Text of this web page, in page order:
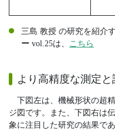
三島 教授 の研究を紹介
ー vol.25は、 こちら
より高精度な測定
下図左は、機械形状の超
ジ図です。また、下図右は
象に注目した研究の結果で